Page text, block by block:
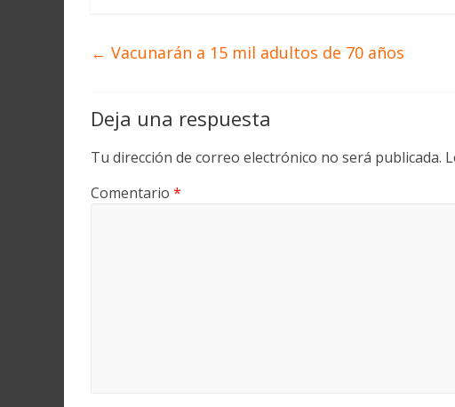
← Vacunarán a 15 mil adultos de 70 años
Deja una respuesta
Tu dirección de correo electrónico no será publicada.
Comentario *